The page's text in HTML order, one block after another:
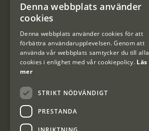
#Interjaktfamily
Kundklubb
Information om kundklubben.
SWEDISH
Denna webbplats använder
cookies
Denna webbplats använder cookies för att
förbättra användarupplevelsen. Genom att
använda vår webbplats samtycker du till alla
cookies i enlighet med vår cookiepolicy. Läs
mer
STRIKT NÖDVÄNDIGT
PRESTANDA